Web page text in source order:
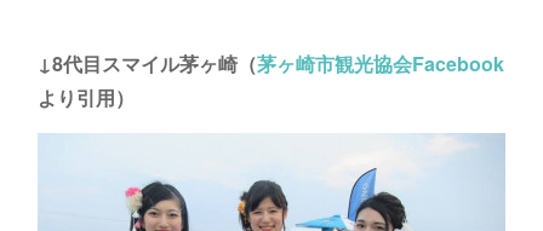
↓8代目スマイル茅ヶ崎（茅ヶ崎市観光協会Facebook
より引用）